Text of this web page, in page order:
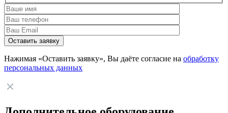
Нажимая «Оставить заявку», Вы даёте согласие на обработку
персональных данных